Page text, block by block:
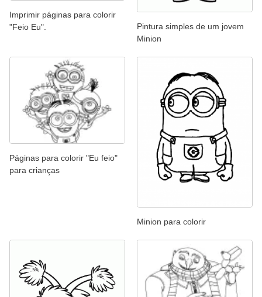
Imprimir páginas para colorir
"Feio Eu".
Pintura simples de um jovem
Minion
Páginas para colorir "Eu feio"
para crianças
Minion para colorir